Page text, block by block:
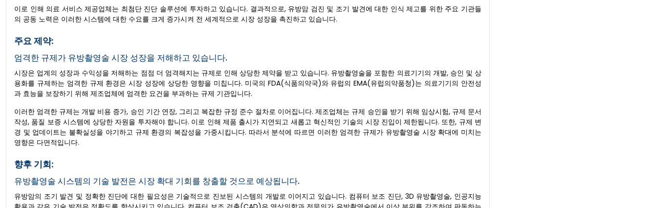
이로 인해 의료 서비스 제공업체는 최첨단 진단 솔루션에 투자하고 있습니다. 결과적으로, 유방암 검진 및 조기 발견에 대한 인식 제고를 위한 주요 기관들
의 공동 노력은 이러한 시스템에 대한 수요를 크게 증가시켜 전 세계적으로 시장 성장을 촉진하고 있습니다.
주요 제약:
엄격한 규제가 유방촬영술 시장 성장을 저해하고 있습니다.
시장은 업계의 성장과 수익성을 저해하는 점점 더 엄격해지는 규제로 인해 상당한 제약을 받고 있습니다. 유방촬영술을 포함한 의료기기의 개발, 승인 및 상
용화를 규제하는 엄격한 규제 환경은 시장 성장에 상당한 영향을 미칩니다. 미국의 FDA(식품의약국)와 유럽의 EMA(유럽의약품청)는 의료기기의 안전성
과 효능을 보장하기 위해 제조업체에 엄격한 요건을 부과하는 규제 기관입니다.
이러한 엄격한 규제는 개발 비용 증가, 승인 기간 연장, 그리고 복잡한 규정 준수 절차로 이어집니다. 제조업체는 규제 승인을 받기 위해 임상시험, 규제 문서
작성, 품질 보증 시스템에 상당한 자원을 투자해야 합니다. 이로 인해 제품 출시가 지연되고 새롭고 혁신적인 기술의 시장 진입이 제한됩니다. 또한, 규제 변
경 및 업데이트는 불확실성을 야기하고 규제 환경의 복잡성을 가중시킵니다. 따라서 분석에 따르면 이러한 엄격한 규제가 유방촬영술 시장 확대에 미치는
영향은 다면적입니다.
향후 기회:
유방촬영술 시스템의 기술 발전은 시장 확대 기회를 창출할 것으로 예상됩니다.
유방암의 조기 발견 및 정확한 진단에 대한 필요성은 기술적으로 진보된 시스템의 개발로 이어지고 있습니다. 컴퓨터 보조 진단, 3D 유방촬영술, 인공지능